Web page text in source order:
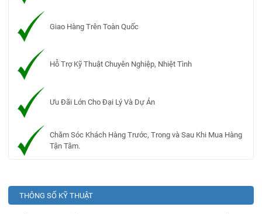
Giao Hàng Trên Toàn Quốc
Hỗ Trợ Kỹ Thuật Chuyên Nghiệp, Nhiệt Tình
Ưu Đãi Lớn Cho Đại Lý Và Dự Án
Chăm Sóc Khách Hàng Trước, Trong và Sau Khi Mua Hàng
Tận Tâm.
THÔNG SỐ KỸ THUẬT